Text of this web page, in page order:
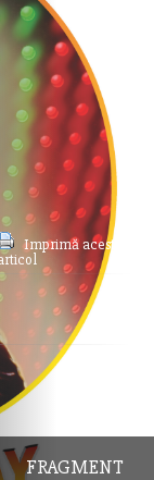
Imprimă acest
FRAGMENT